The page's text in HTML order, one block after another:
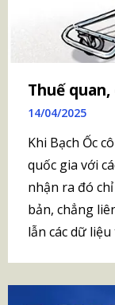
Thuế
14/04/2025
Khi Bạch Ốc
quốc gia với
nhận ra đó
bản, chẳng
lẫn các dữ